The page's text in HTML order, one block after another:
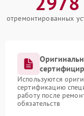
отремонтированных
Используются
сертификацию
работу после
обязательств